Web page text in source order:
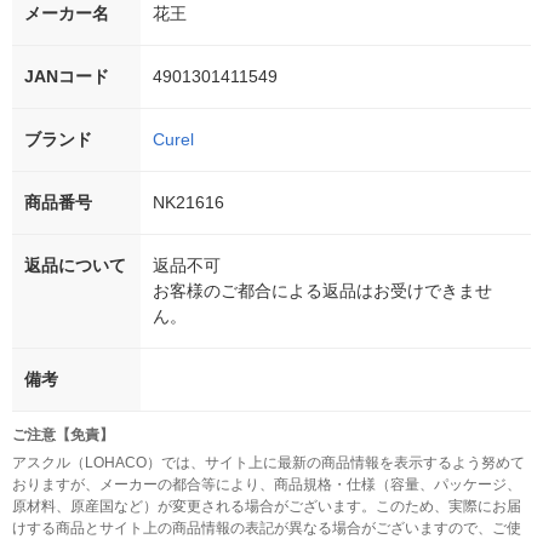
メーカー名 花王
JANコード 4901301411549
ブランド Curel
商品番号 NK21616
返品について
返品不可
お客様のご都合による返品はお受けできませ
ん。
備考
ご注意【免責】
アスクル（LOHACO）では、サイト上に最新の商品情報を表示するよう努めて
おりますが、メーカーの都合等により、商品規格・仕様（容量、パッケージ、
原材料、原産国など）が変更される場合がございます。このため、実際にお届
けする商品とサイト上の商品情報の表記が異なる場合がございますので、ご使